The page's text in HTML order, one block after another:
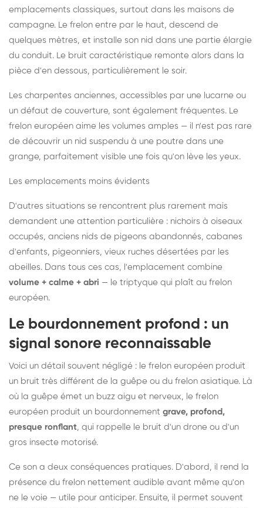
emplacements classiques, surtout dans les maisons de
campagne. Le frelon entre par le haut, descend de
quelques mètres, et installe son nid dans une partie élargie
du conduit. Le bruit caractéristique remonte alors dans la
pièce d'en dessous, particulièrement le soir.
Les charpentes anciennes, accessibles par une lucarne ou
un défaut de couverture, sont également fréquentes. Le
frelon européen aime les volumes amples — il n'est pas rare
de découvrir un nid suspendu à une poutre dans une
grange, parfaitement visible une fois qu'on lève les yeux.
Les emplacements moins évidents
D'autres situations se rencontrent plus rarement mais
demandent une attention particulière : nichoirs à oiseaux
occupés, anciens nids de pigeons abandonnés, cabanes
d'enfants, pigeonniers, vieux ruches désertées par les
abeilles. Dans tous ces cas, l'emplacement combine
volume + calme + abri — le triptyque qui plaît au frelon
européen.
Le bourdonnement profond : un
signal sonore reconnaissable
Voici un détail souvent négligé : le frelon européen produit
un bruit très différent de la guêpe ou du frelon asiatique. Là
où la guêpe émet un buzz aigu et nerveux, le frelon
européen produit un bourdonnement grave, profond,
presque ronflant, qui rappelle le bruit d'un drone ou d'un
gros insecte motorisé.
Ce son a deux conséquences pratiques. D'abord, il rend la
présence du frelon nettement audible avant même qu'on
ne le voie — utile pour anticiper. Ensuite, il permet souvent